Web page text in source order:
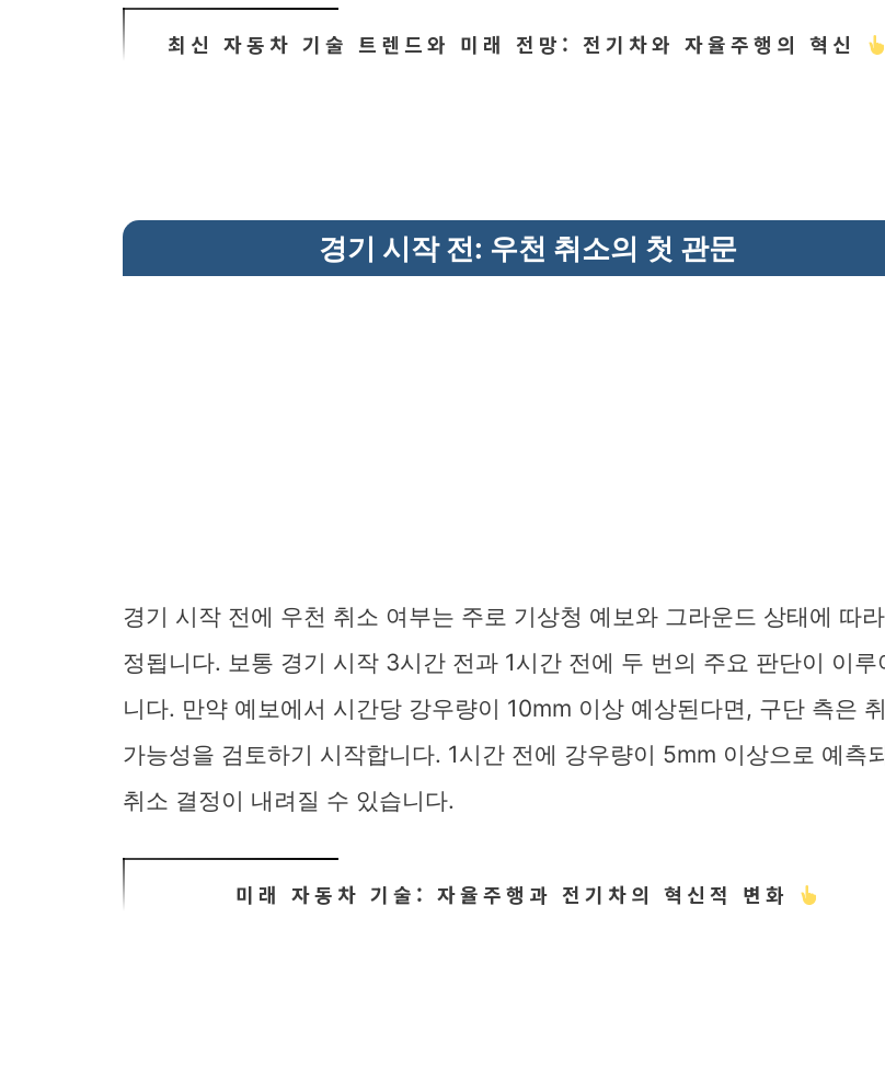
최신 자동차 기술 트렌드와 미래 전망: 전기차와 자율주행의 혁신
경기 시작 전: 우천 취소의 첫 관문
경기 시작 전에 우천 취소 여부는 주로 기상청 예보와 그라운드 상태에 따
정됩니다. 보통 경기 시작 3시간 전과 1시간 전에 두 번의 주요 판단이 이루
니다. 만약 예보에서 시간당 강우량이 10mm 이상 예상된다면, 구단 측은
가능성을 검토하기 시작합니다. 1시간 전에 강우량이 5mm 이상으로 예측
취소 결정이 내려질 수 있습니다.
미래 자동차 기술: 자율주행과 전기차의 혁신적 변화